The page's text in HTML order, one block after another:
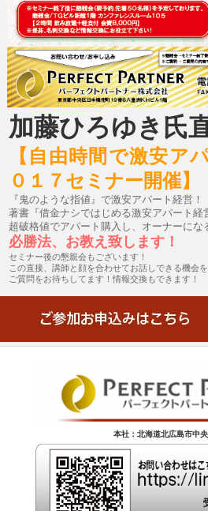
加藤ひろゆき氏
【自由時間で激安ア
０１７セミナー開催】
『鬼のような指値』で激安アパート経営！
著書『借金ナシではじめる激安アパート経
超破格値でアパート購入し、オーナーにな
必勝法、お教え致します！
セミナー後の懇親会もございます！
この直接、講師と 顔を合わせてお話しできる機会
ご質問をお待ちしてます！情報交換もできます！
本社：北海道北広島市中